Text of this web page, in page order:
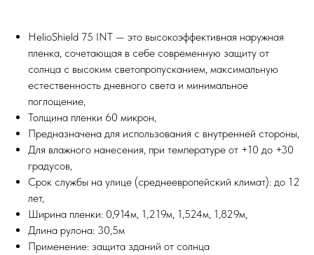
HelioShield 75 INT — это высокоэффективная наружная
пленка, сочетающая в себе современную защиту от
солнца с высоким светопропусканием, максимальную
естественность дневного света и минимальное
поглощение,
Толщина пленки 60 микрон,
Предназначена для использования с внутренней стороны,
Для влажного нанесения, при температуре от +10 до +30
градусов,
Срок службы на улице (среднеевропейский климат): до 12
лет,
Ширина пленки: 0,914м, 1,219м, 1,524м, 1,829м,
Длина рулона: 30,5м
Применение: защита зданий от солнца